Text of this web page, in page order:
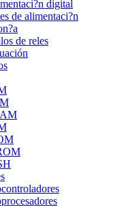
digital
de alimentaci?n
de reles